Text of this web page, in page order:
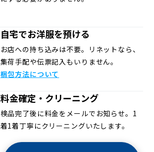
自宅でお洋服を預ける
お店への持ち込みは不要。リネットなら、
集荷手配や伝票記入もいりません。
梱包方法について
料金確定・クリーニング
検品完了後に料金をメールでお知らせ。1
着1着丁寧にクリーニングいたします。